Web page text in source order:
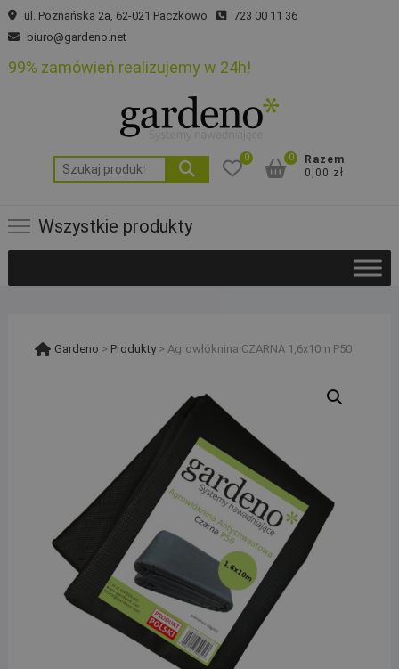
Skip
to
ul. Poznańska 2a, 62-021 Paczkowo
723 00 11 36
biuro@gardeno.net
99% zamówień realizujemy w 24h!
Szukaj:
0
Razem
0,00 zł
0
Wszystkie produkty
Gardeno > Produkty> Agrowłóknina CZARNA 1,6x10m P50